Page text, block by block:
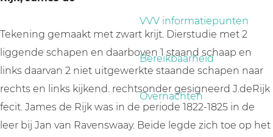
VVV informatiepunten
Bereikbaarheid
Overnachten
Tekening gemaakt met zwart krijt. Dierstudie met 2
liggende schapen en daarboven 1 staand schaap en
links daarvan 2 niet uitgewerkte staande schapen naar
rechts en links kijkend. rechtsonder gesigneerd J.deRijk
fecit. James de Rijk was in de periode 1822-1825 in de
leer bij Jan van Ravenswaay. Beide legde zich toe op het